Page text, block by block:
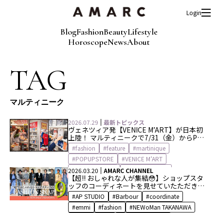
BlogFashionBeautyLifestyle
HoroscopeNewsAbout
Login
TAG
マルティニーク
2026.07.29 最新トピックス
ヴェネツィア発【VENICE M’ART】が日本初
上陸！ マルティニークで7/31（金）からPOP
UP SHOPを開催
fashion feature
martinique
POPUPSTORE
VENICE M’ART
ヴェニスマート
マルティニーク
2026.03.20 AMARC CHANNEL
【超!! おしゃれな人が集結😳】ショップスタ
ッフのコーディネートを見せていたただきま
した😎✨ at ニュウマン高輪＜第2弾＞
AP STUDIO Barbour
coordinate
emmi
fashion
NEWoMan TAKANAWA